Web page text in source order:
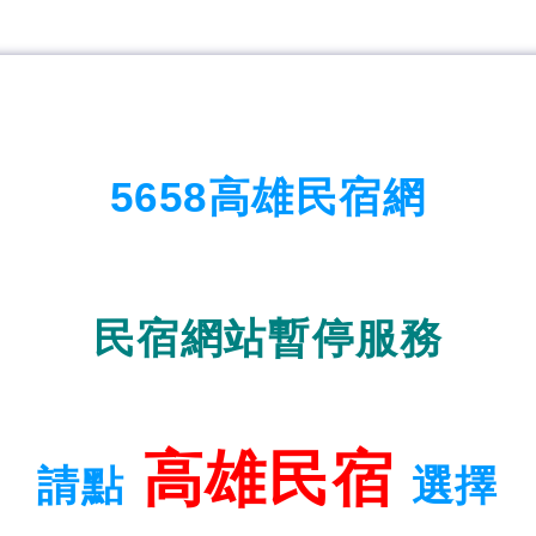
5658高雄民宿網
民宿網站暫停服務
請點 高雄民宿 選擇